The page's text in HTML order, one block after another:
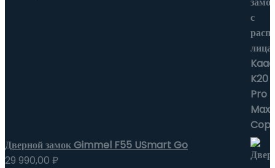
Дверной замок Gimmel F55 USmart Go
29 990,00 ₽